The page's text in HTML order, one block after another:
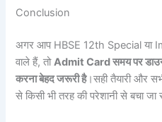
Conclusion
अगर आप HBSE 12th Special या
वाले हैं, तोAdmit Card समय पर
करना बेहद जरूरी है।सही तैयारी और
से किसी भी तरह की परेशानी से बचा जा